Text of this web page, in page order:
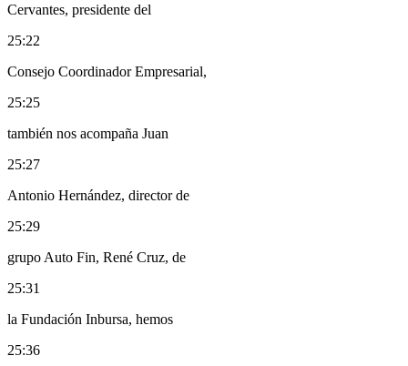
Cervantes, presidente del
25:22
Consejo Coordinador Empresarial,
25:25
también nos acompaña Juan
25:27
Antonio Hernández, director de
25:29
grupo Auto Fin, René Cruz, de
25:31
la Fundación Inbursa, hemos
25:36